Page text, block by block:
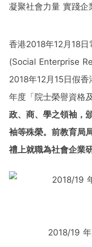
凝聚社會力量 實踐企
香港2018年12月18
(Social Enterprise
2018年12月15日假
年度「院士榮譽資格
政、商、學之領袖，
袖等殊榮。前教育局
禮上就職為社會企業
2018/19